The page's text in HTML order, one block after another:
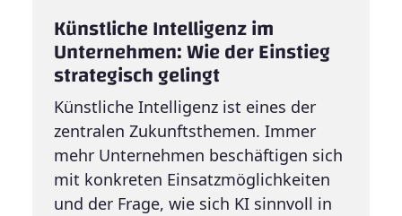
Künstliche Intelligenz im
Unternehmen: Wie der Einstieg
strategisch gelingt
Künstliche Intelligenz ist eines der
zentralen Zukunftsthemen. Immer
mehr Unternehmen beschäftigen sich
mit konkreten Einsatzmöglichkeiten
und der Frage, wie sich KI sinnvoll in